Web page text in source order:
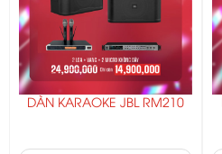
DÀN KARAOKE JBL RM210